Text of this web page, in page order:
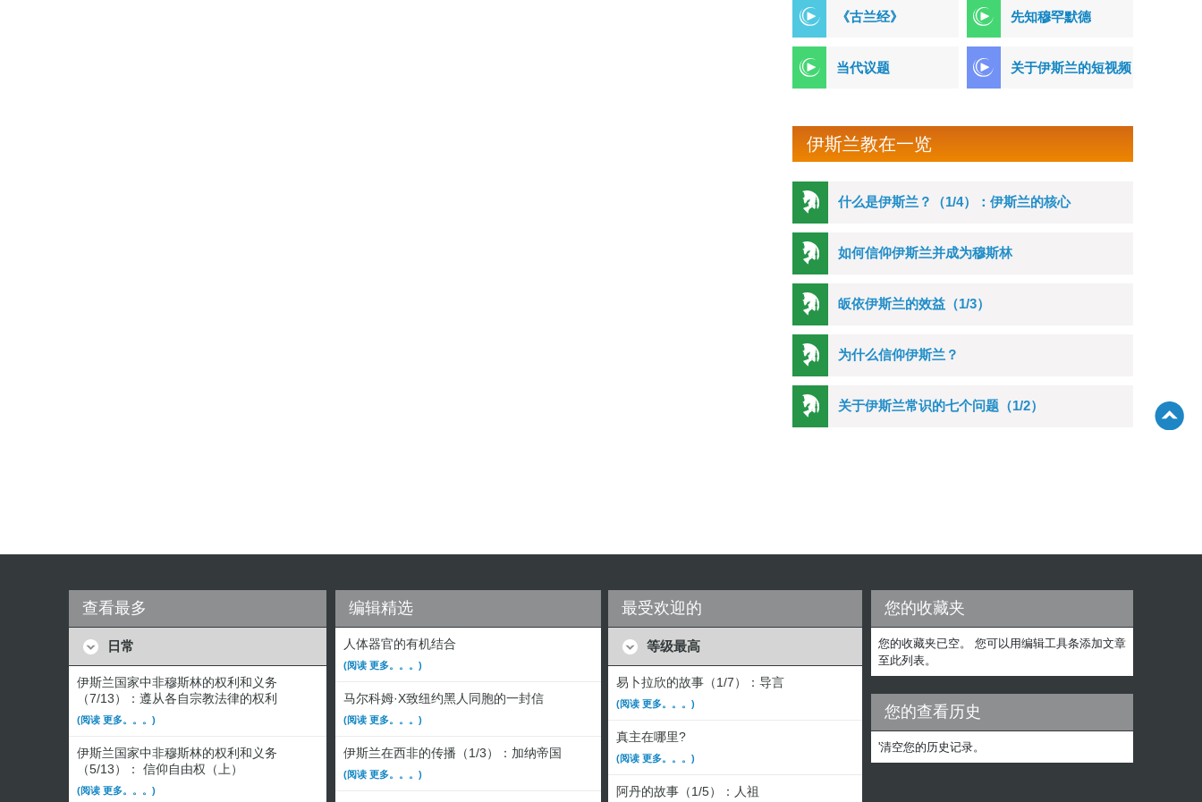
《古兰经》 先知穆罕默德
当代议题 关于伊斯兰的短视频
伊斯兰教在一览
什么是伊斯兰？（1/4）：伊斯兰的核心
如何信仰伊斯兰并成为穆斯林
皈依伊斯兰的效益（1/3）
为什么信仰伊斯兰？
关于伊斯兰常识的七个问题（1/2）
查看最多
日常
伊斯兰国家中非穆斯林的权利和义务
（7/13）：遵从各自宗教法律的权利
(阅读 更多。。。)
伊斯兰国家中非穆斯林的权利和义务
（5/13）： 信仰自由权（上）
(阅读 更多。。。)
编辑精选
人体器官的有机结合
(阅读 更多。。。)
马尔科姆·X致纽约黑人同胞的一封信
(阅读 更多。。。)
伊斯兰在西非的传播（1/3）：加纳帝国
(阅读 更多。。。)
最受欢迎的
等级最高
易卜拉欣的故事（1/7）：导言
(阅读 更多。。。)
真主在哪里?
(阅读 更多。。。)
阿丹的故事（1/5）：人祖
您的收藏夹
您的收藏夹已空。 您可以用编辑工具条添加文章
至此列表。
您的查看历史
'清空您的历史记录。